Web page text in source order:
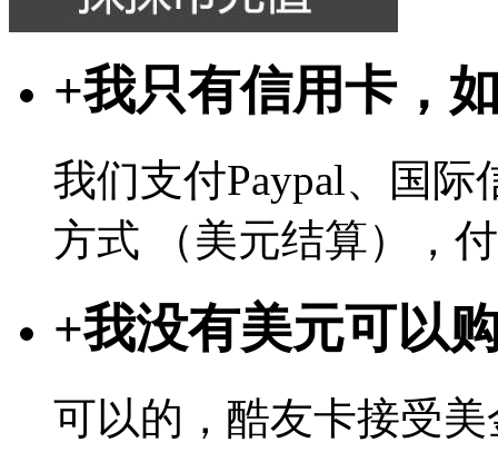
+我只有信用卡，
我们支付Paypal、国
方式 （美元结算），
+我没有美元可以
可以的，酷友卡接受